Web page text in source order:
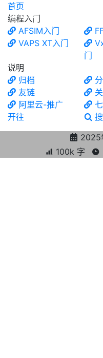
食铁兽
首页
编程入门
AFSIM入门
VAPS XT入门
门
说明
归档
友链
阿里云-推广
开往
2025
100k 字